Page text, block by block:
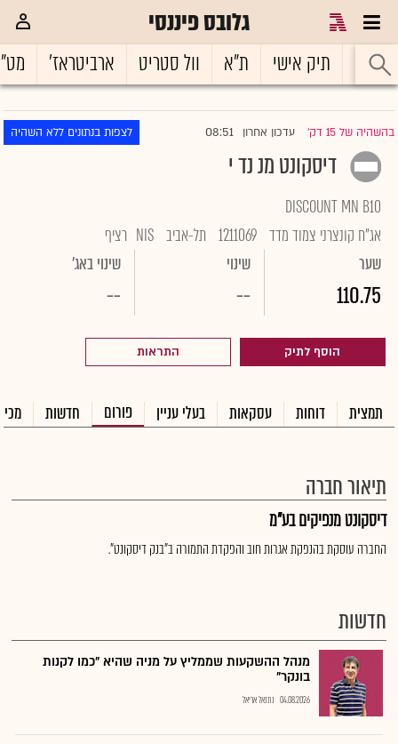
גלובס פיננסי
ראשי תיק אישי ת"א וול סטריט ארביטראז'
בהשהיה של 15 דק' |עדכון אחרון 08:51 לצפות בנתונים ללא השהיה
דיסקונט מנ נד י
DISCOUNT MN B10
אג"ח קונצרני צמוד מדד 1211069 תל-אביב NIS רציף
שער
110.75
שינוי
--
שינוי באג'
--
הוסף לתיק התראות
תמצית דוחות עסקאות בעלי עניין פורום חדשות
תיאור חברה
דיסקונט מנפיקים בע"מ
החברה עוסקת בהנפקת אגרות חוב והפקדת התמורה ב"בנק דיסקונט".
חדשות
מנהל ההשקעות שממליץ על מניה שהיא "כמו לקנות
בונקר"
04.08.2026 נתנאל אריאל